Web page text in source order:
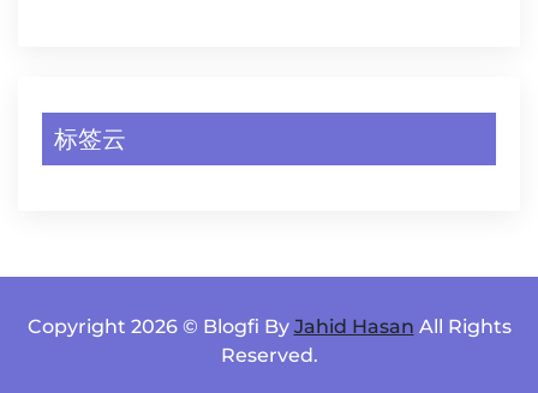
标签云
Copyright 2026 © Blogfi By Jahid Hasan All Rights
Reserved.